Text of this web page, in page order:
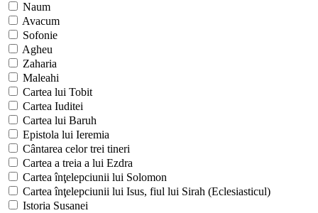
Naum
Avacum
Sofonie
Agheu
Zaharia
Maleahi
Cartea lui Tobit
Cartea Iuditei
Cartea lui Baruh
Epistola lui Ieremia
Cântarea celor trei tineri
Cartea a treia a lui Ezdra
Cartea înţelepciunii lui Solomon
Cartea înţelepciunii lui Isus, fiul lui Sirah (Eclesiasticul)
Istoria Susanei